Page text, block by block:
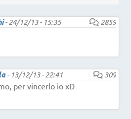
-24/12/13 - 15:35
2859
- 13/12/13 - 22:41
309
per vincerlo io xD